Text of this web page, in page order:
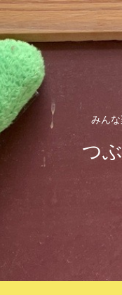
みんな
つ